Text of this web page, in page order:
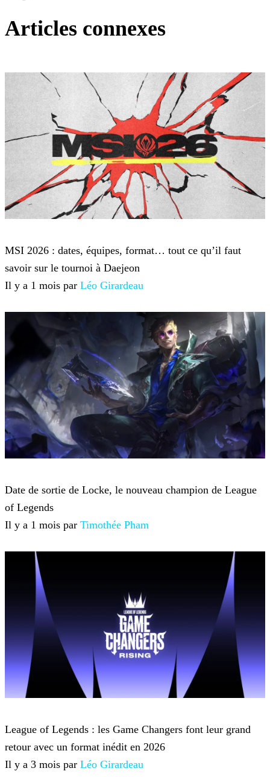
Articles connexes
MSI 2026 : dates, équipes, format… tout ce qu’il faut
savoir sur le tournoi à Daejeon
Il y a 1 mois par Léo Girardeau
Date de sortie de Locke, le nouveau champion de League
of Legends
Il y a 1 mois par Timothée Pham
League of Legends : les Game Changers font leur grand
retour avec un format inédit en 2026
Il y a 3 mois par Léo Girardeau